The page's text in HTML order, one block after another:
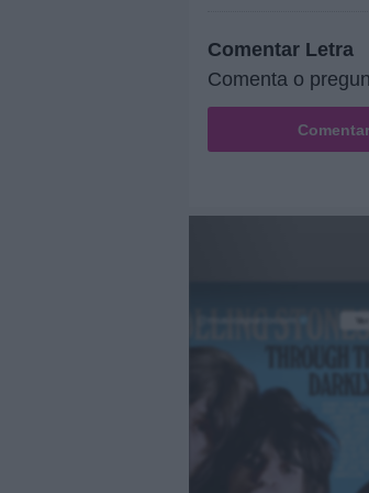
Comentar Letra
Comenta o